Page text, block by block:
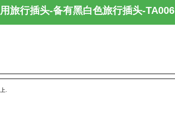
旅行插头-备有黑白色旅行插头-TA006
.